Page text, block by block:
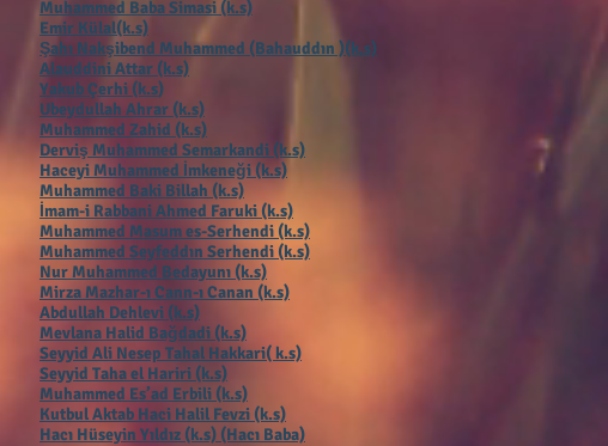
Muhammed Baba Simasi (k.s)
Emir Külal(k.s)
Şahı Nakşibend Muhammed (Bahauddın )(k.s)
Alauddini Attar (k.s)
Yakub Çerhi (k.s)
Ubeydullah Ahrar (k.s)
Muhammed Zahid (k.s)
Derviş Muhammed Semarkandi (k.s)
Haceyi Muhammed İmkeneği (k.s)
Muhammed Baki Billah (k.s)
İmam-i Rabbani Ahmed Faruki (k.s)
Muhammed Masum es-Serhendi (k.s)
Muhammed Seyfeddın Serhendi (k.s)
Nur Muhammed Bedayunı (k.s)
Mirza Mazhar-ı Cann-ı Canan (k.s)
Abdullah Dehlevi (k.s)
Mevlana Halid Bağdadi (k.s)
Seyyid Ali Nesep Tahal Hakkari( k.s)
Seyyid Taha el Hariri (k.s)
Muhammed Es’ad Erbili (k.s)
Kutbul Aktab Haci Halil Fevzi (k.s)
Hacı Hüseyin Yıldız (k.s) (Hacı Baba)